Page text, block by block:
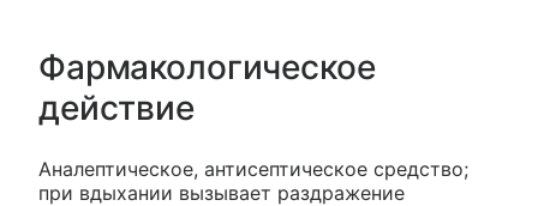
Фармакологическое
действие
Аналептическое, антисептическое средство;
при вдыхании вызывает раздражение